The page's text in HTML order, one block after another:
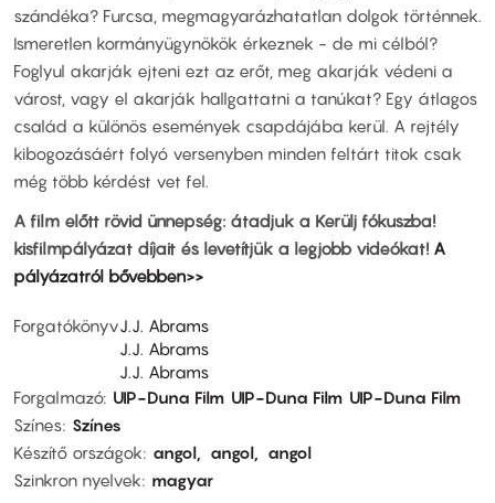
szándéka? Furcsa, megmagyarázhatatlan dolgok történnek.
Ismeretlen kormányügynökök érkeznek - de mi célból?
Foglyul akarják ejteni ezt az erőt, meg akarják védeni a
várost, vagy el akarják hallgattatni a tanúkat? Egy átlagos
család a különös események csapdájába kerül. A rejtély
kibogozásáért folyó versenyben minden feltárt titok csak
még több kérdést vet fel.
A film előtt rövid ünnepség: átadjuk a Kerülj fókuszba!
kisfilmpályázat díjait és levetítjük a legjobb videókat! A
pályázatról bővebben>>
ForgatókönyvJ.J. Abrams
J.J. Abrams
J.J. Abrams
Forgalmazó UIP-Duna Film UIP-Duna Film UIP-Duna Film
Színes Színes
Készítő országok
angol angol
angol
Szinkron nyelvek
magyar